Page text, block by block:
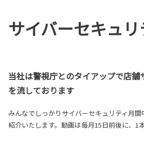
サイバーセキュ
当社は警視庁とのタイアップで店
を流しております
みんなでしっかりサイバーセキュリティ月
紹介いたします。動画は毎月15日前後に、1